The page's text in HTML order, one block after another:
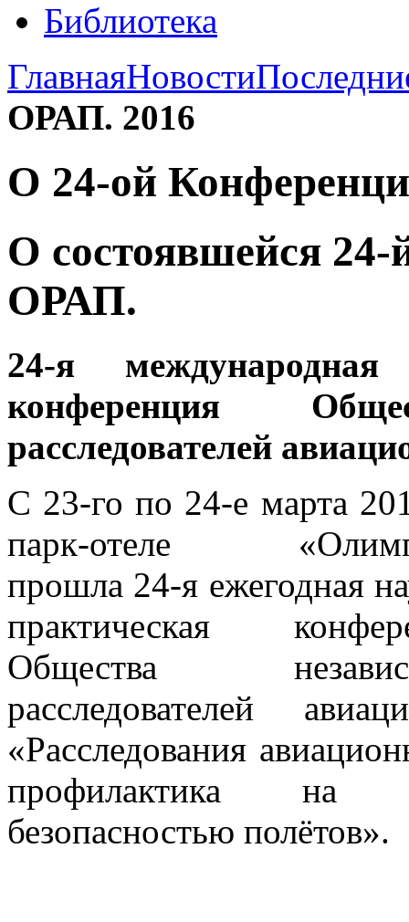
Библиотека
ГлавнаяНовости
ОРАП. 2016
О 24-ой
О состоявшейся
ОРАП.
24-я международная
конференция
расследователей
С 23-го по 24-е марта
парк-отеле
прошла 24-я ежегодная
практическая
Общества
расследователей
«Расследования
профилактика на
безопасностью полётов».